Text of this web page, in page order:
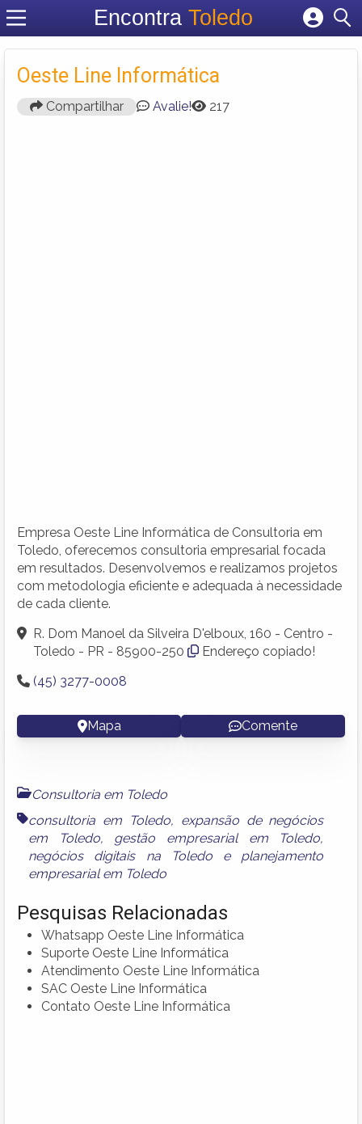
Encontra Toledo
Cadastrar empresa
Criar conta
Oeste Line Informática
Compartilhar Avalie! 217
Empresa Oeste Line Informática de Consultoria em
Toledo, oferecemos consultoria empresarial focada
em resultados. Desenvolvemos e realizamos projetos
com metodologia eficiente e adequada à necessidade
de cada cliente.
R. Dom Manoel da Silveira D'elboux, 160 - Centro -
Toledo - PR - 85900-250
Endereço copiado!
(45) 3277-0008
Mapa Comente
Consultoria em Toledo
consultoria em Toledo, expansão de negócios
em Toledo, gestão empresarial em Toledo,
negócios digitais na Toledoe planejamento
empresarial em Toledo
Pesquisas Relacionadas
Whatsapp Oeste Line Informática
Suporte Oeste Line Informática
Atendimento Oeste Line Informática
SAC Oeste Line Informática
Contato Oeste Line Informática